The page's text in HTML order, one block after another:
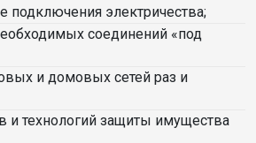
подключения электричества;
соединений «под
и домовых сетей раз и
и технологий защиты имущества